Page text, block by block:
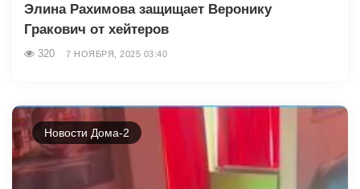
Элина Рахимова защищает Веронику
Гракович от хейтеров
320 7 НОЯБРЯ, 2025 03:40
Новости Дома-2